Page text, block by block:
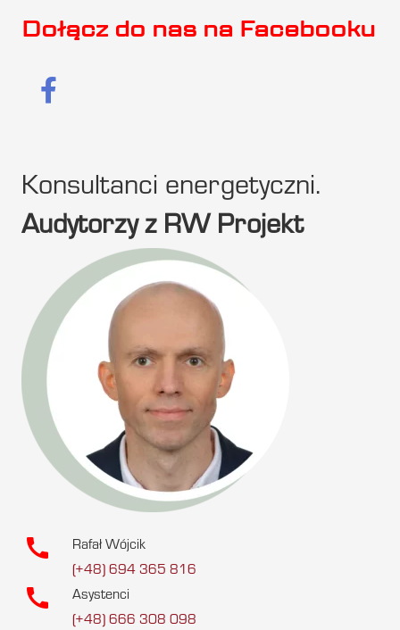
Dołącz do nas na Facebooku
Konsultanci energetyczni.
Audytorzy z RW Projekt
call
Rafał Wójcik
(+48) 694 365 816
call
Asystenci
(+48) 666 308 098